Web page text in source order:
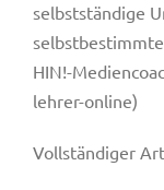
selbstständige
HIN!-
lehrer-online)
Vollständiger